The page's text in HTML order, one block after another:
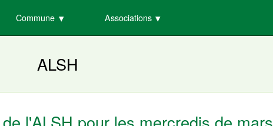
Commune Associations
ALSH